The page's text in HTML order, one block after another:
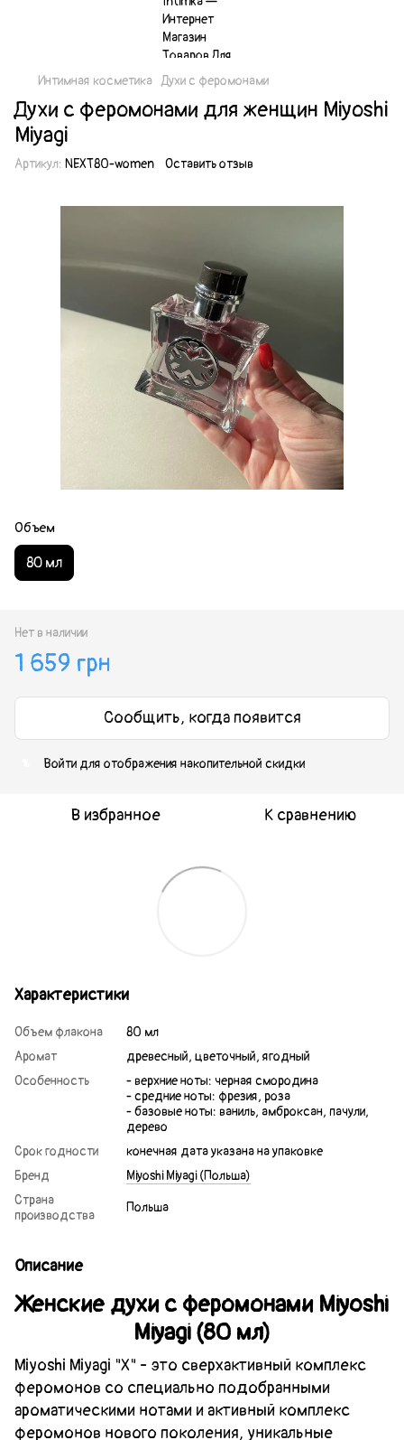
Интимная косметика Духи с феромонами
Духи с феромонами для женщин Miyoshi
Miyagi
Артикул: NEXT80-women Оставить отзыв
Объем
80 мл
Нет в наличии
1 659 грн
Сообщить, когда появится
Войти для отображения накопительной скидки
В избранное К сравнению
Характеристики
Объем флакона
80 мл
Аромат
древесный, цветочный, ягодный
Особенность
- верхние ноты: черная смородина
- средние ноты: фрезия, роза
- базовые ноты: ваниль, амброксан, пачули,
дерево
Срок годности
конечная дата указана на упаковке
Бренд
Miyoshi Miyagi (Польша)
Страна
производства
Польша
Описание
Женские духи с феромонами Miyoshi
Miyagi (80 мл)
Miyoshi Miyagi "X" - это сверхактивный комплекс
феромонов со специально подобранными
ароматическими нотами и активный комплекс
феромонов нового поколения, уникальные